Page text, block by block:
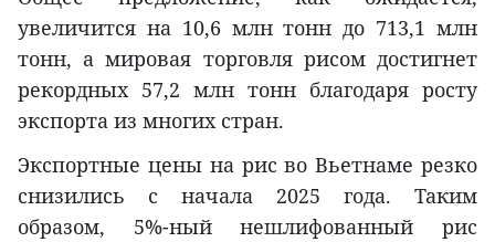
увеличится на 10,6 млн тонн до 713,1 млн
тонн, а мировая торговля рисом достигнет
рекордных 57,2 млн тонн благодаря росту
экспорта из многих стран.
Экспортные цены на рис во Вьетнаме резко
снизились с начала 2025 года. Таким
образом, 5%-ный нешлифованный рис